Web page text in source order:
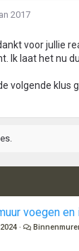
2017
voor jullie
Ik laat het nu
volgende klus
voegen